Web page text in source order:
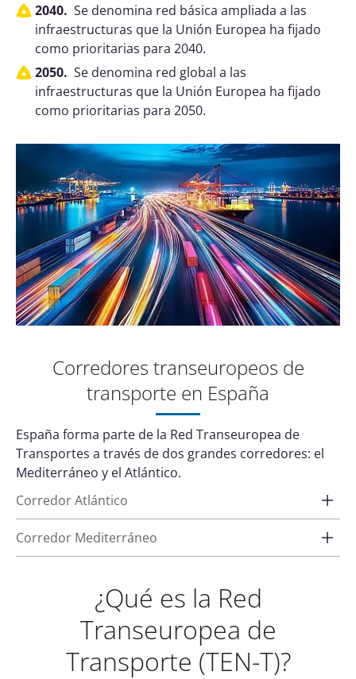
2040. Se denomina red básica ampliada a las
infraestructuras que la Unión Europea ha fijado
como prioritarias para 2040.
2050. Se denomina red global a las
infraestructuras que la Unión Europea ha fijado
como prioritarias para 2050.
Corredores transeuropeos de
transporte en España
España forma parte de la Red Transeuropea de
Transportes a través de dos grandes corredores: el
Mediterráneo y el Atlántico.
Corredor Atlántico
Corredor Mediterráneo
¿Qué es la Red
Transeuropea de
Transporte (TEN-T)?